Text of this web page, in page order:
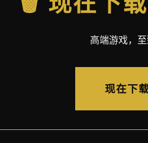
高端游戏，
现在下